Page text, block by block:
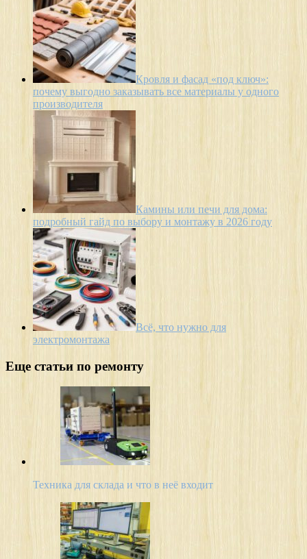
Кровля и фасад «под ключ»:
почему выгодно заказывать все материалы у одного
производителя
Камины или печи для дома:
подробный гайд по выбору и монтажу в 2026 году
Всё, что нужно для
электромонтажа
Еще статьи по ремонту
Техника для склада и что в неё входит